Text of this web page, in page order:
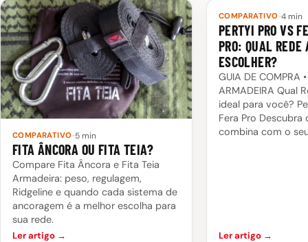
COMPARATIVO··5 min
FITA ÂNCORA OU FITA TEIA?
Compare Fita Âncora e Fita Teia
Armadeira: peso, regulagem,
Ridgeline e quando cada sistema de
ancoragem é a melhor escolha para
sua rede.
Ler artigo →
COMPARATIVO··4 min
PERTYI PRO VS
PRO: QUAL REDE
ESCOLHER?
GUIA DE COMPRA
ARMADEIRA Qual
ideal para você?
Fera Pro Descubra
combina com o
Ler artigo →